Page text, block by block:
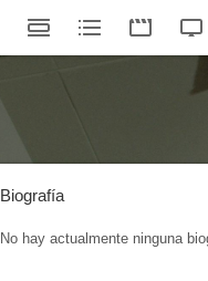
Biografía
No hay actualmente ninguna